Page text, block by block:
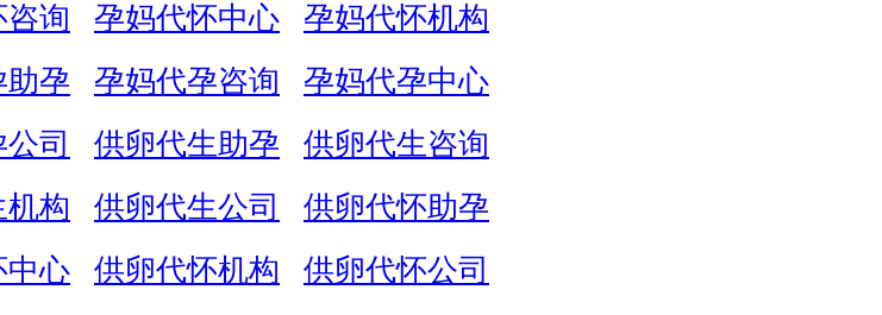
询 孕妈代怀中心
孕妈代怀机构
助孕 孕妈代孕咨询
孕妈代孕中心
司 供卵代生助孕
供卵代生咨询
构 供卵代生公司
供卵代怀助孕
中心 供卵代怀机构
供卵代怀公司